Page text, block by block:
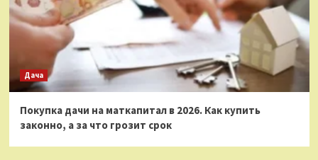
Дача
Покупка дачи на маткапитал в 2026. Как купить
законно, а за что грозит срок